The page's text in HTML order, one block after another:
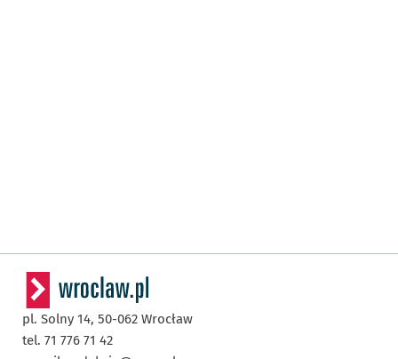
pl. Solny 14, 50-062 Wrocław
tel. 71 776 71 42